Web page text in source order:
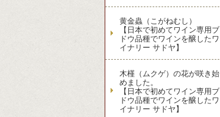
黄金蟲（こがねむし）
【日本で初めてワイン専用ブ
ドウ品種でワインを醸したワ
イナリー サドヤ】
木槿（ムクゲ）の花が咲き始
めました。
【日本で初めてワイン専用ブ
ドウ品種でワインを醸したワ
イナリー サドヤ】